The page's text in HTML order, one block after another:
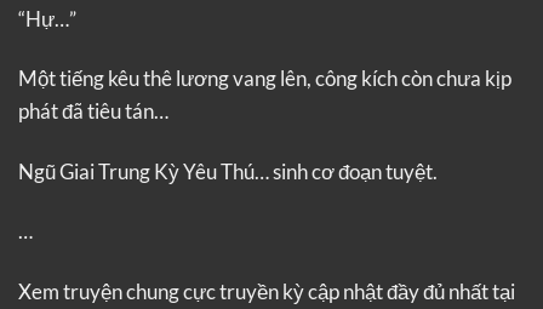
“Hự…”
Một tiếng kêu thê lương vang lên, công kích còn chưa kịp
phát đã tiêu tán…
Ngũ Giai Trung Kỳ Yêu Thú… sinh cơ đoạn tuyệt.
…
Xem truyệnchung cực truyền kỳcập nhật đầy đủ nhất tại